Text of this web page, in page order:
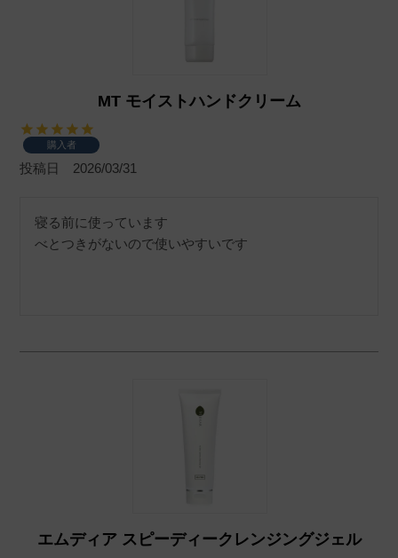
MT モイストハンドクリーム
購入者
投稿日 2026/03/31
寝る前に使っています
べとつきがないので使いやすいです
エムディア スピーディークレンジングジェル